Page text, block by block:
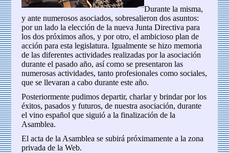
Durante la misma,
y ante numerosos asociados, sobresalieron dos asuntos:
por un lado la elección de la nueva Junta Directiva para
los dos próximos años, y por otro, el ambicioso plan de
acción para esta legislatura. Igualmente se hizo memoria
de las diferentes actividades realizadas por la asociación
durante el pasado año, así como se presentaron las
numerosas actividades, tanto profesionales como sociales,
que se llevaran a cabo durante este año.
Posteriormente pudimos departir, charlar y brindar por los
éxitos, pasados y futuros, de nuestra asociación, durante
el vino español que siguió a la finalización de la
Asamblea.
El acta de la Asamblea se subirá próximamente a la zona
privada de la Web.